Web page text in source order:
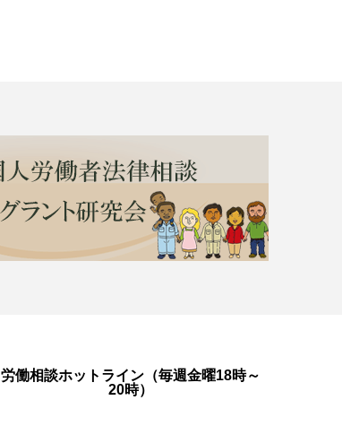
労働相談ホットライン（毎週金曜18時～
20時）